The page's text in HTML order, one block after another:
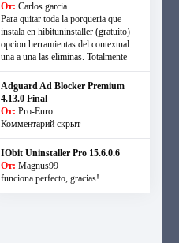
От: Carlos garcia
Para quitar toda la porqueria que
instala en hibituninstaller (gratuito)
opcion herramientas del contextual
una a una las eliminas. Totalmente
Adguard Ad Blocker Premium
4.13.0 Final
От: Pro-Euro
Комментарий скрыт
IObit Uninstaller Pro 15.6.0.6
От: Magnus99
funciona perfecto, gracias!